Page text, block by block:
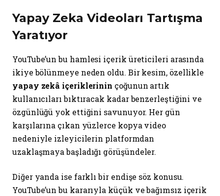
Yapay Zeka Videoları Tartışma
Yaratıyor
YouTube’un bu hamlesi içerik üreticileri arasında
ikiye bölünmeye neden oldu. Bir kesim, özellikle
yapay zekâ içeriklerinin çoğunun artık
kullanıcıları bıktıracak kadar benzerleştiğini ve
özgünlüğü yok ettiğini savunuyor. Her gün
karşılarına çıkan yüzlerce kopya video
nedeniyle izleyicilerin platformdan
uzaklaşmaya başladığı görüşündeler.
Diğer yanda ise farklı bir endişe söz konusu.
YouTube’un bu kararıyla küçük ve bağımsız içerik